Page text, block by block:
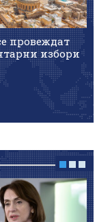
провеждат
избори